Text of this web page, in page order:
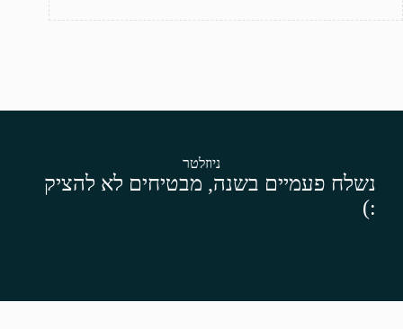
ניוזלטר
נשלח פעמיים בשנה, מבטיחים לא להציק
:)